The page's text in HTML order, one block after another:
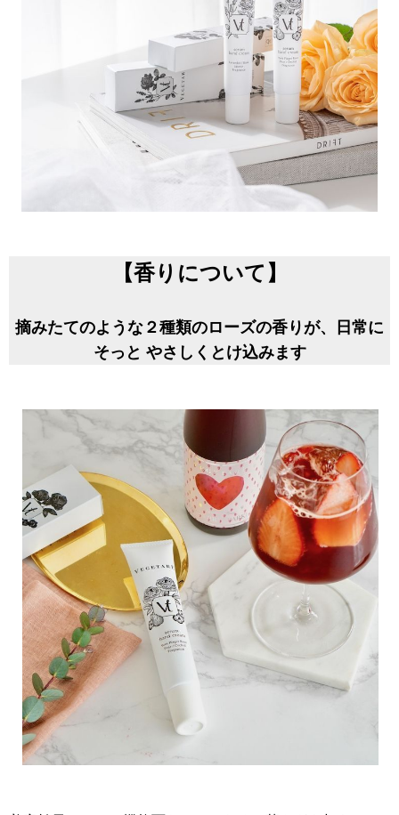
【香りについて】
摘みたてのような２種類のローズの香りが、日常に
そっと やさしくとけ込みます